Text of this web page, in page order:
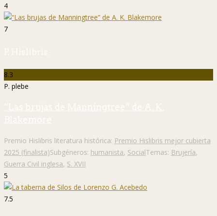
4
7
P. Hislibris
8.3
P. plebe
“Las brujas de Manningtree” de A. K.
Blakemore
Premio Hislibris literatura histórica: Premio Hislibris mejor cubierta
2025 (finalista)Subgéneros: humanista, SocialTemas: Brujería,
Guerra Civil inglesa, S. XVII
5
7.5